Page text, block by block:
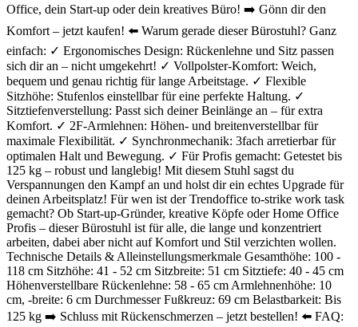
Office, dein Start-up oder dein kreatives Büro! ➡️ Gönn dir den
Komfort – jetzt kaufen! ⬅️ Warum gerade dieser Bürostuhl? Ganz
einfach: ✓ Ergonomisches Design: Rückenlehne und Sitz passen
sich dir an – nicht umgekehrt! ✓ Vollpolster-Komfort: Weich,
bequem und genau richtig für lange Arbeitstage. ✓ Flexible
Sitzhöhe: Stufenlos einstellbar für eine perfekte Haltung. ✓
Sitztiefenverstellung: Passt sich deiner Beinlänge an – für extra
Komfort. ✓ 2F-Armlehnen: Höhen- und breitenverstellbar für
maximale Flexibilität. ✓ Synchronmechanik: 3fach arretierbar für
optimalen Halt und Bewegung. ✓ Für Profis gemacht: Getestet bis
125 kg – robust und langlebig! Mit diesem Stuhl sagst du
Verspannungen den Kampf an und holst dir ein echtes Upgrade für
deinen Arbeitsplatz! Für wen ist der Trendoffice to-strike work task
gemacht? Ob Start-up-Gründer, kreative Köpfe oder Home Office
Profis – dieser Bürostuhl ist für alle, die lange und konzentriert
arbeiten, dabei aber nicht auf Komfort und Stil verzichten wollen.
Technische Details & Alleinstellungsmerkmale Gesamthöhe: 100 -
118 cm Sitzhöhe: 41 - 52 cm Sitzbreite: 51 cm Sitztiefe: 40 - 45 cm
Höhenverstellbare Rückenlehne: 58 - 65 cm Armlehnenhöhe: 10
cm, -breite: 6 cm Durchmesser Fußkreuz: 69 cm Belastbarkeit: Bis
125 kg ➡️ Schluss mit Rückenschmerzen – jetzt bestellen! ⬅️ FAQ: